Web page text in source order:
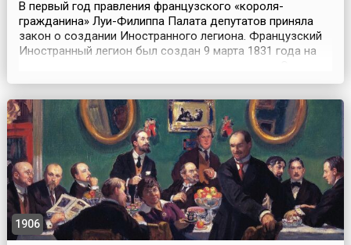
В первый год правления французского «короля-
гражданина» Луи-Филиппа Палата депутатов приняла
закон о создании Иностранного легиона. Французский
Иностранный легион был создан 9 марта 1831 года на
военное формирование поначалу занималось вербовкой
головорезов. Изначальной целью создания легиона
явл...
1906